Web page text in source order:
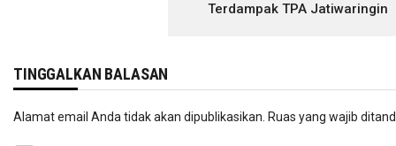
Terdampak TPA Jatiwaringin
TINGGALKAN BALASAN
Alamat email Anda tidak akan dipublikasikan. Ruas yang wajib